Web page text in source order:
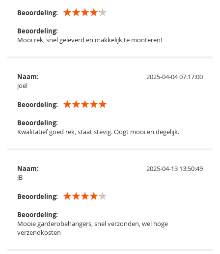
Beoordeling:
Beoordeling:
Mooi rek, snel geleverd en makkelijk te monteren!
2025-04-04 07:17:00
Naam:
Joël
Beoordeling:
Beoordeling:
Kwalitatief goed rek, staat stevig. Oogt mooi en degelijk.
2025-04-13 13:50:49
Naam:
JB
Beoordeling:
Beoordeling:
Mooie garderobehangers, snel verzonden, wel hoge
verzendkosten